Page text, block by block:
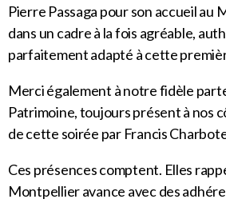
Pierre Passaga pour son accueil au
dans un cadre à la fois agréable,
parfaitement adapté à cette
Merci également à notre fidèle
Patrimoine, toujours présent à nos
de cette soirée par Francis
Ces présences comptent. Elles
Montpellier avance avec des